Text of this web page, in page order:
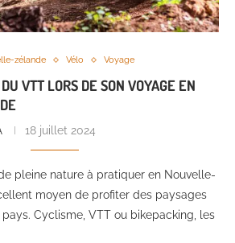
zélande Vélo Voyage
VTT LORS DE SON VOYAGE EN
18 juillet 2024
pleine nature à pratiquer en Nouvelle-
moyen de profiter des paysages
Cyclisme, VTT ou bikepacking, les